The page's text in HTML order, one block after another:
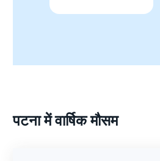
पटना में वार्षिक मौसम